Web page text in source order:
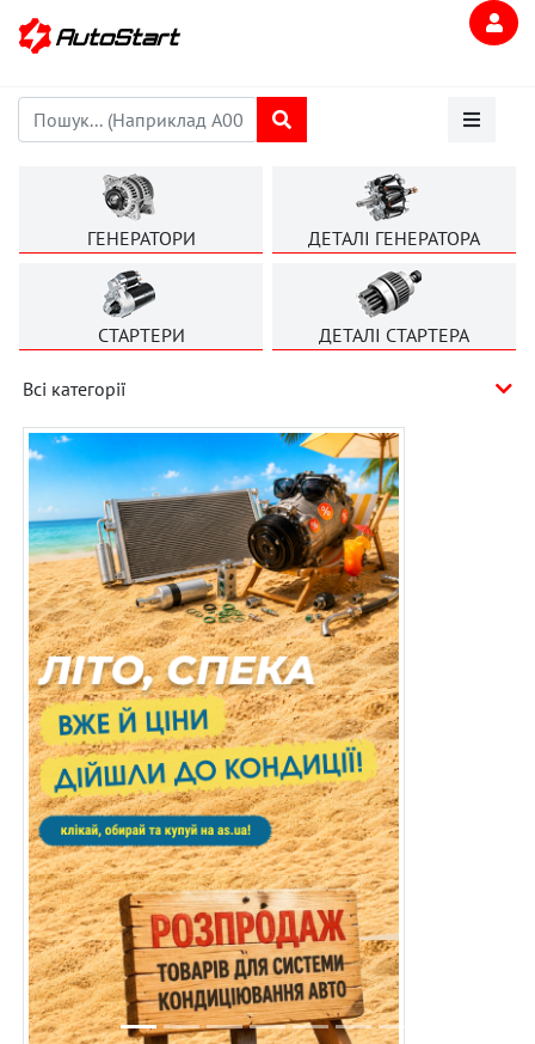
ГЕНЕРАТОРИ ДЕТАЛІ ГЕНЕРАТОРА
СТАРТЕРИ ДЕТАЛІ СТАРТЕРА
Всі категорії